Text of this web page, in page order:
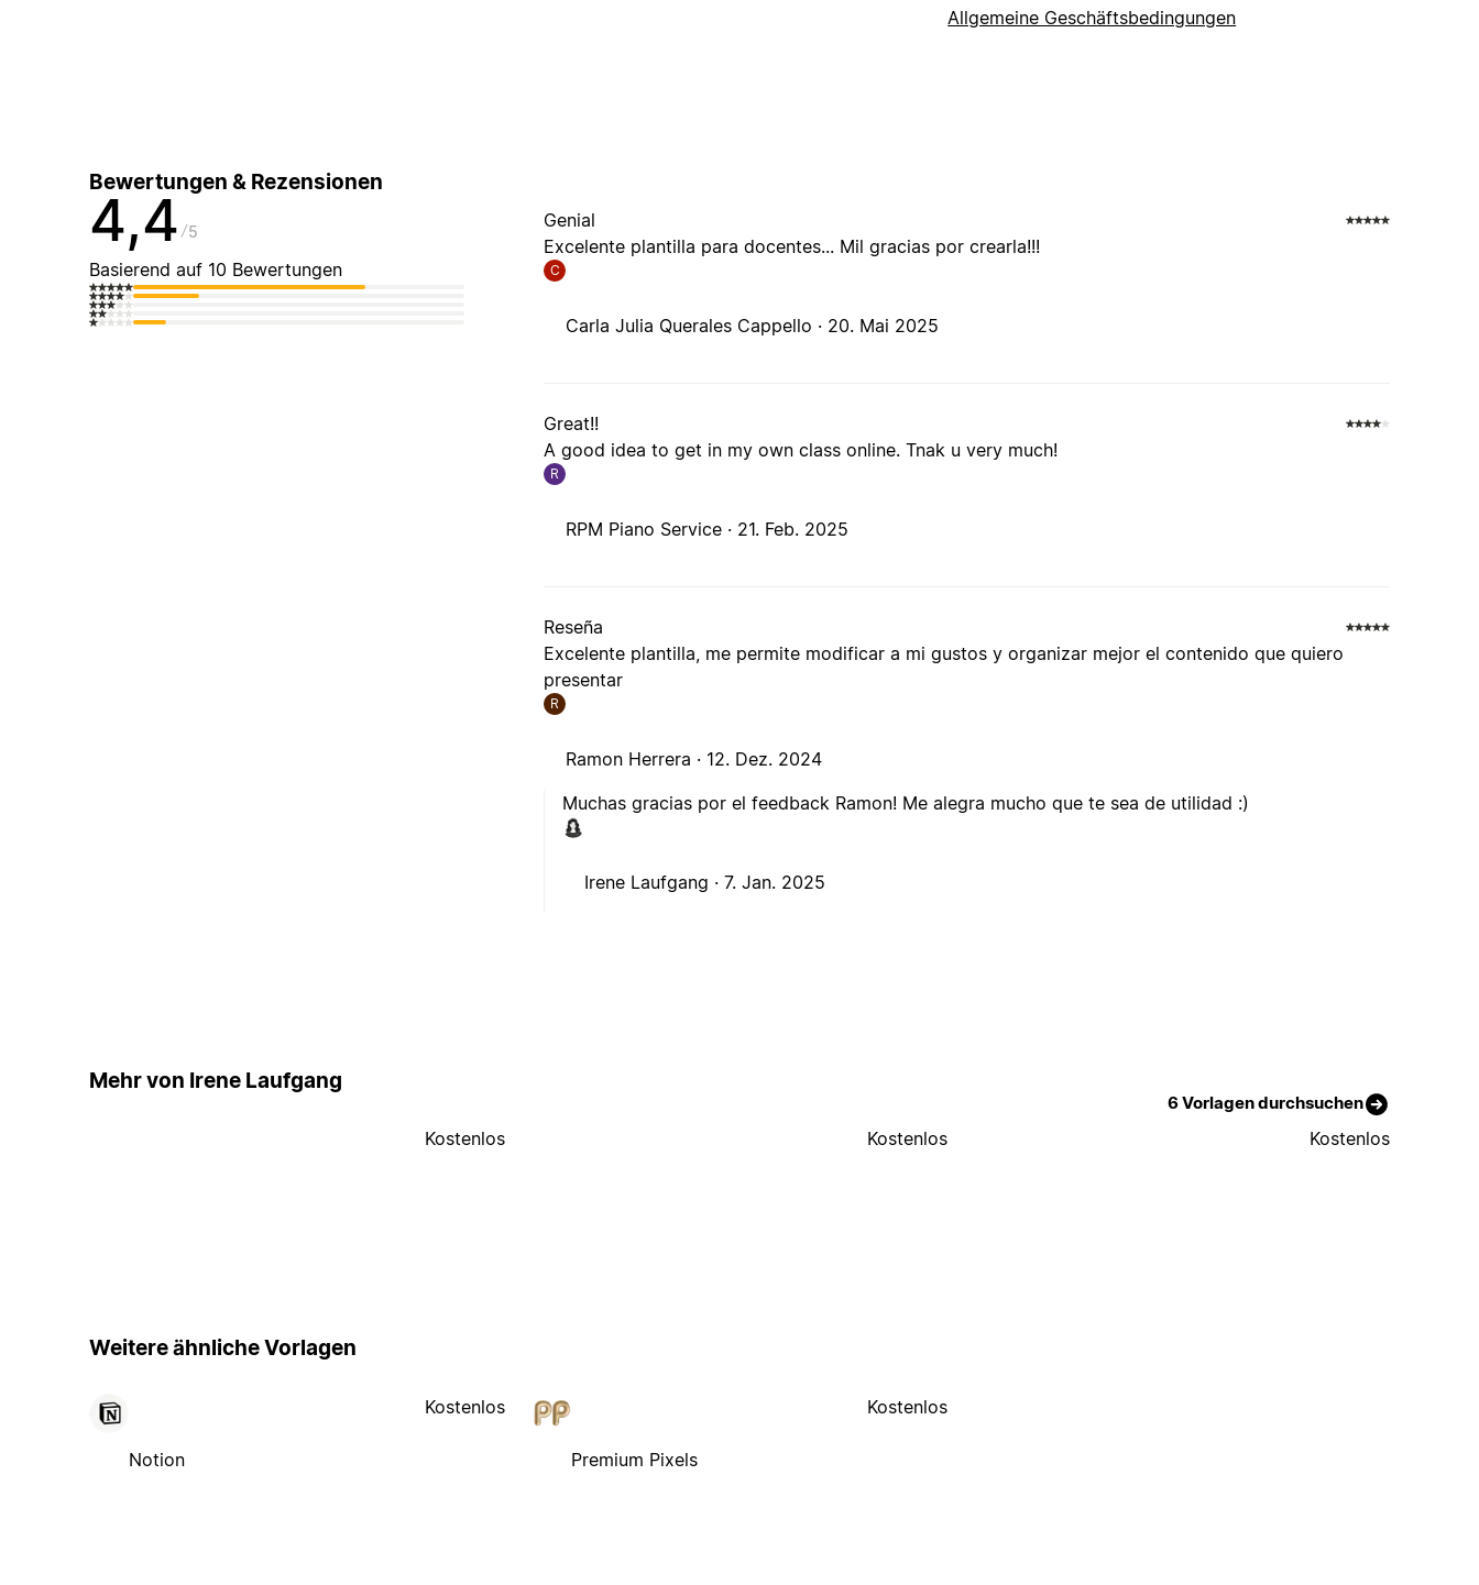
Allgemeine Geschäftsbedingungen
Bewertungen & Rezensionen
4,4 5
Basierend auf 10 Bewertungen
Genial
Excelente plantilla para docentes... Mil gracias por crearla!!!
C
Carla Julia Querales Cappello · 20. Mai 2025
Great!!
A good idea to get in my own class online. Tnak u very much!
R
RPM Piano Service · 21. Feb. 2025
Reseña
Excelente plantilla, me permite modificar a mi gustos y organizar mejor el contenido que quiero
presentar
R
Ramon Herrera · 12. Dez. 2024
Muchas gracias por el feedback Ramon! Me alegra mucho que te sea de utilidad :)
Irene Laufgang ·7. Jan. 2025
Mehr von Irene Laufgang
6 Vorlagen durchsuchen
Kostenlos Kostenlos Kostenlos
Weitere ähnliche Vorlagen
Notion
Kostenlos
Premium Pixels
Kostenlos